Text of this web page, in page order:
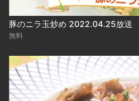
豚のニラ玉炒め 2022.04.25放送
無料